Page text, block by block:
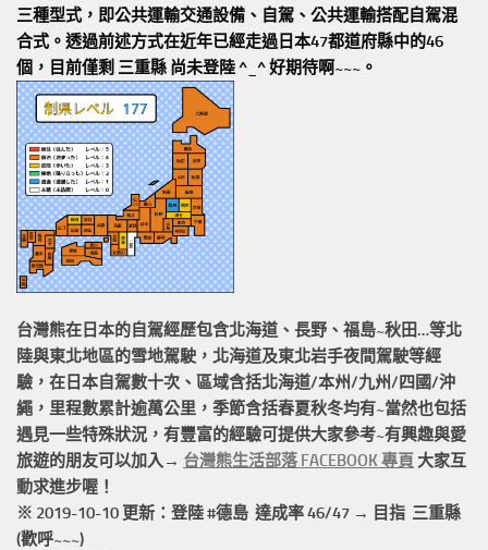
三種型式，即公共運輸交通設備、自駕、公共運輸搭配自駕混
合式。透過前述方式在近年已經走過日本47都道府縣中的46
個，目前僅剩 三重縣 尚未登陸 ^_^ 好期待啊~~~。
台灣熊在日本的自駕經歷包含北海道、長野、福島~秋田…等北
陸與東北地區的雪地駕駛 ，北海道及東北岩手夜間駕駛等經
驗，在日本自駕數十次、區域含括北海道/本州/九州/四國/沖
繩， 里程數累計逾萬公里 ，季節含括春夏秋冬均有~當然也包括
遇見一些特殊狀況，有豐富的經驗可提供大家參考~有興趣與愛
旅遊的朋友可以加入→ 台灣熊生活部落 FACEBOOK 專頁 大家互
動求進步喔！
※ 2019-10-10 更新：登陸 #德島 達成率 46/47 → 目指 三重縣
(歡呼~~~)